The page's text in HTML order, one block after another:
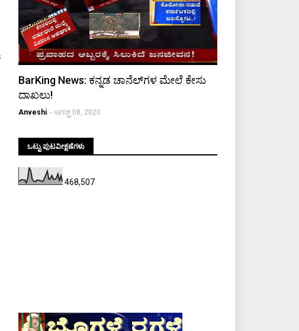
BarKing News: ಕನ್ನಡ ಚಾನೆಲ್‌ಗಳ ಮೇಲೆ ಕೇಸು
ದಾಖಲು!
Anveshi - ಆಗಸ್ಟ್ 08, 2020
ಒಟ್ಟು ಪುಟವೀಕ್ಷಣೆಗಳು
468,507